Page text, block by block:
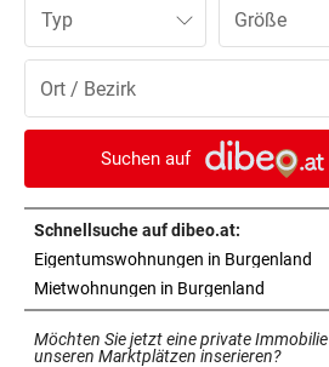
superhappy nach Hause“
ORKAN, KEIN STROM & CO vor 6
Skurrilitäten in der Red Bull
häufen sich
WASSERSPRINGEN vor 7
Knoll bei EM Achter vom
Lotfi auf Rang 12!
Typ
Suchen auf
Schnellsuche auf dibeo.at:
Eigentumswohnungen in Burgenland
Mietwohnungen in Burgenland
Möchten Sie jetzt eine private
unseren Marktplätzen inserieren?